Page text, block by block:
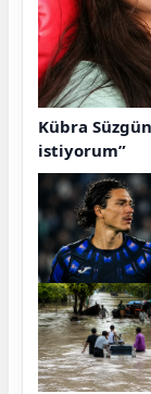
Kübra
istiyorum”